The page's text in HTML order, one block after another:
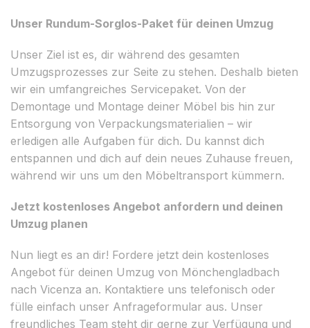
Unser Rundum-Sorglos-Paket für deinen Umzug
Unser Ziel ist es, dir während des gesamten
Umzugsprozesses zur Seite zu stehen. Deshalb bieten
wir ein umfangreiches Servicepaket. Von der
Demontage und Montage deiner Möbel bis hin zur
Entsorgung von Verpackungsmaterialien – wir
erledigen alle Aufgaben für dich. Du kannst dich
entspannen und dich auf dein neues Zuhause freuen,
während wir uns um den Möbeltransport kümmern.
Jetzt kostenloses Angebot anfordern und deinen
Umzug planen
Nun liegt es an dir! Fordere jetzt dein kostenloses
Angebot für deinen Umzug von Mönchengladbach
nach Vicenza an. Kontaktiere uns telefonisch oder
fülle einfach unser Anfrageformular aus. Unser
freundliches Team steht dir gerne zur Verfügung und